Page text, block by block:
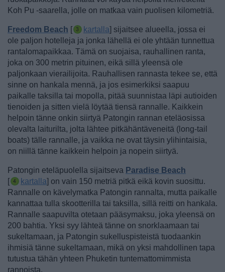
Koh Pu -saarella, jolle on matkaa vain puolisen kilometriä.
Freedom Beach [ kartalla] sijaitsee alueella, jossa ei
ole paljon hotelleja ja jonka lähellä ei ole yhtään tunnettua
rantalomapaikkaa. Tämä on suojaisa, rauhallinen ranta,
joka on 300 metrin pituinen, eikä sillä yleensä ole
paljonkaan vierailijoita. Rauhallisen rannasta tekee se, että
sinne on hankala mennä, ja jos esimerkiksi saapuu
paikalle taksilla tai mopolla, pitää suunnistaa läpi autioiden
tienoiden ja sitten vielä löytää tiensä rannalle. Kaikkein
helpoin tänne onkin siirtyä Patongin rannan eteläosissa
olevalta laiturilta, jolta lähtee pitkähäntäveneitä (long-tail
boats) tälle rannalle, ja vaikka ne ovat täysin ylihintaisia,
on niillä tänne kaikkein helpoin ja nopein siirtyä.
Patongin eteläpuolella sijaitseva Paradise Beach
[
kartalla] on vain 150 metriä pitkä eikä kovin suosittu.
Rannalle on kävelymatka Patongin rannalta, mutta paikalle
kannattaa tulla skootterilla tai taksilla, sillä reitti on hankala.
Rannalle saapuvilta otetaan pääsymaksu, joka yleensä on
200 bahtia. Yksi syy lähteä tänne on snorklaamaan tai
sukeltamaan, ja Patongin sukelluspisteistä tuodaankin
ihmisiä tänne sukeltamaan, mikä on yksi mahdollinen tapa
tutustua tähän yhteen Phuketin tuntemattomimmista
rannoista.